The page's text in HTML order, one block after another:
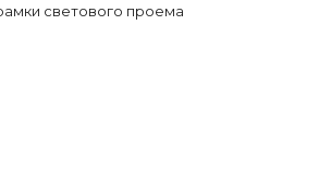
светового проема